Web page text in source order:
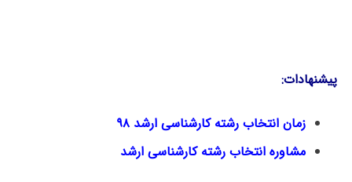
پیشنهادات:
زمان انتخاب رشته کارشناسی ارشد ۹۸
مشاوره انتخاب رشته کارشناسی ارشد